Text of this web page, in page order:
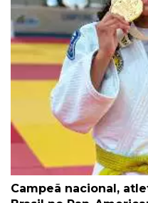
Campeã nacional,